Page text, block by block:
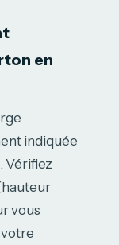
en
indiquée
Vérifiez
vous
votre